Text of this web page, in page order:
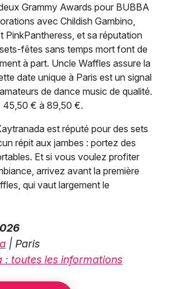
Grammy Awards pour BUBBA
avec Childish Gambino,
PinkPantheress, et sa réputation
fêtes sans temps mort font de
à part. Uncle Waffles assure la
date unique à Paris est un signal
de dance music de qualité.
45,50 € à 89,50 €.
est réputé pour des sets
répit aux jambes : portez des
Et si vous voulez profiter
arrivez avant la première
qui vaut largement le
| Paris
: toutes les informations